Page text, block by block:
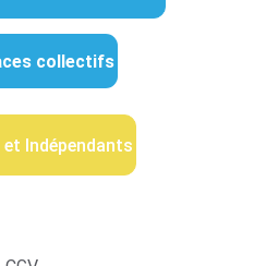
collectifs
Indépendants